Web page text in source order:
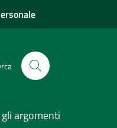
argomenti